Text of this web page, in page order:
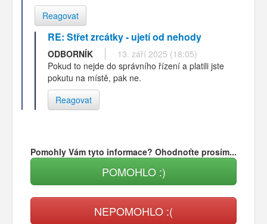
Reagovat
RE: Střet zrcátky - ujetí od nehody
ODBORNÍK
13. září 2025 (18:05)
Pokud to nejde do správního řízení a platili jste
pokutu na místě, pak ne.
Reagovat
Pomohly Vám tyto informace? Ohodnoťte prosím...
POMOHLO :)
NEPOMOHLO :(